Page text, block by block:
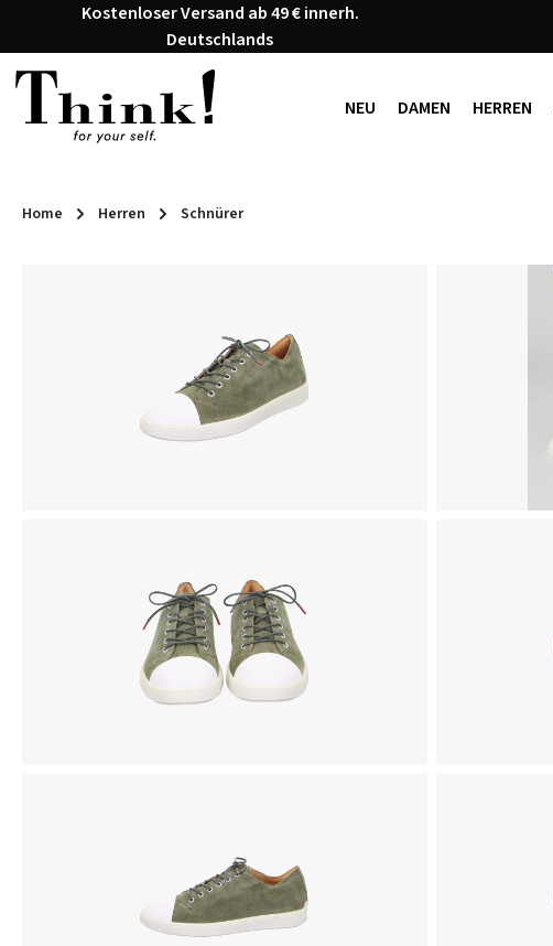
Hauptinhalt springen
Zur Suche springen
Zur Hauptnavigation springen
Kostenloser Versand ab 49 € innerh.
Deutschlands
NEU DAMEN HERREN
Home Herren Schnürer